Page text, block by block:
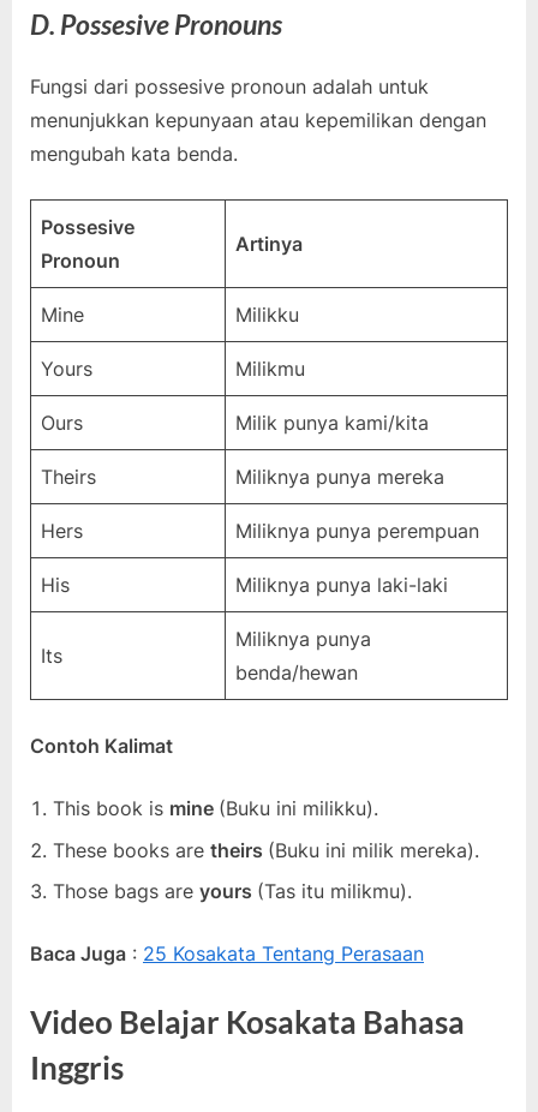
D. Possesive Pronouns
Fungsi dari possesive pronoun adalah untuk
menunjukkan kepunyaan atau kepemilikan dengan
mengubah kata benda.
Possesive
Pronoun
Artinya
Mine Milikku
Yours Milikmu
Ours Milik punya kami/kita
Theirs Miliknya punya mereka
Hers Miliknya punya perempuan
His Miliknya punya laki-laki
Its
Miliknya punya
benda/hewan
Contoh Kalimat
This book is mine (Buku ini milikku).
These books are theirs (Buku ini milik mereka).
Those bags are yours (Tas itu milikmu).
Baca Juga : 25 Kosakata Tentang Perasaan
Video Belajar Kosakata Bahasa
Inggris